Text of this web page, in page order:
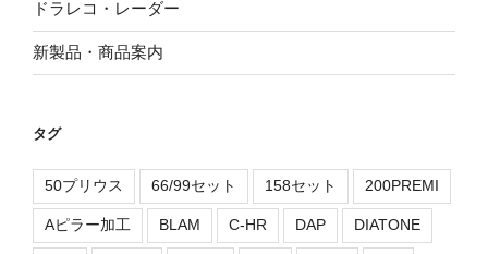
ドラレコ・レーダー
新製品・商品案内
タグ
50プリウス 66/99セット 158セット 200PREMI
Aピラー加工 BLAM C-HR DAP DIATONE